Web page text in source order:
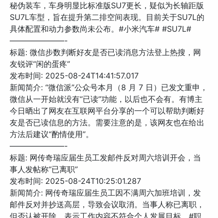
秘伪装车，车身明显比标准版SU7更长，疑似为长轴距版
SU7L车型，旨在提升第二排空间表现。目前关于SU7L的
具体配置和动力参数尚未公布。#小米汽车# #SU7L#
———————-
标题: 微信步数判断好友是否已读消息方法登上热搜，网
友锐评“闲的蛋疼”
发布时间: 2025-08-24T14:41:57.017
新闻简介: “微信派”公众号本月（8 月 7 日）已发文重申，
微信从一开始就没有“已读”功能，以后也不会有。有博主
今日晒出了网友在互联网平台分享的一个可以帮助判断好
友是否已读信息的方法。需要注意的是，该网友也在给出
方法后建议“酌情使用”。
———————-
标题: 网传奇瑞应届生员工发邮件反对周六培训开会，当
事人发帖称“已离职”
发布时间: 2025-08-24T10:25:01.287
新闻简介: 网传奇瑞应届生员工因不满周六加班培训，发
邮件反对并抄送高层，导致会议取消。当事人称已离职，